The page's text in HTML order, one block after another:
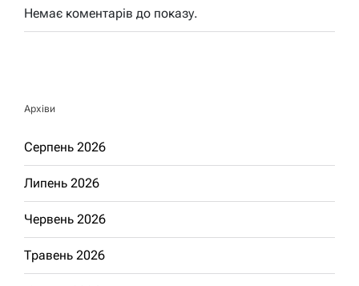
Немає коментарів до показу.
Архіви
Серпень 2026
Липень 2026
Червень 2026
Травень 2026